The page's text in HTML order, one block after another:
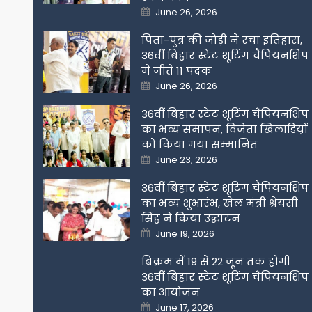
Posted
on
June 26, 2026
पिता-पुत्र की जोड़ी ने रचा इतिहास,
36वीं बिहार स्टेट शूटिंग चैंपियनशिप
में जीते 11 पदक
Posted
on
June 26, 2026
36वीं बिहार स्टेट शूटिंग चैंपियनशिप
का भव्य समापन, विजेता खिलाडिय़ों
को किया गया सम्मानित
Posted
on
June 23, 2026
36वीं बिहार स्टेट शूटिंग चैंपियनशिप
का भव्य शुभारंभ, खेल मंत्री श्रेयसी
सिंह ने किया उद्घाटन
Posted
on
June 19, 2026
बिक्रम में 19 से 22 जून तक होगी
36वीं बिहार स्टेट शूटिंग चैंपियनशिप
का आयोजन
Posted
June 17, 2026